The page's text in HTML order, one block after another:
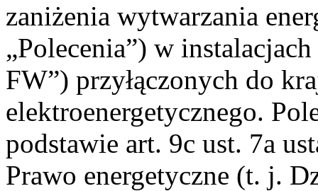
zaniżenia wytwarzania
„Polecenia”) w
FW”) przyłączonych do
elektroenergetycznego.
podstawie art. 9c ust. 7a
Prawo energetyczne (t. j.